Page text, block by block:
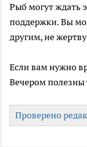
Рыб могут ждать
поддержки. Вы
другим, не
Если вам нужно
Вечером полезны
Проверено